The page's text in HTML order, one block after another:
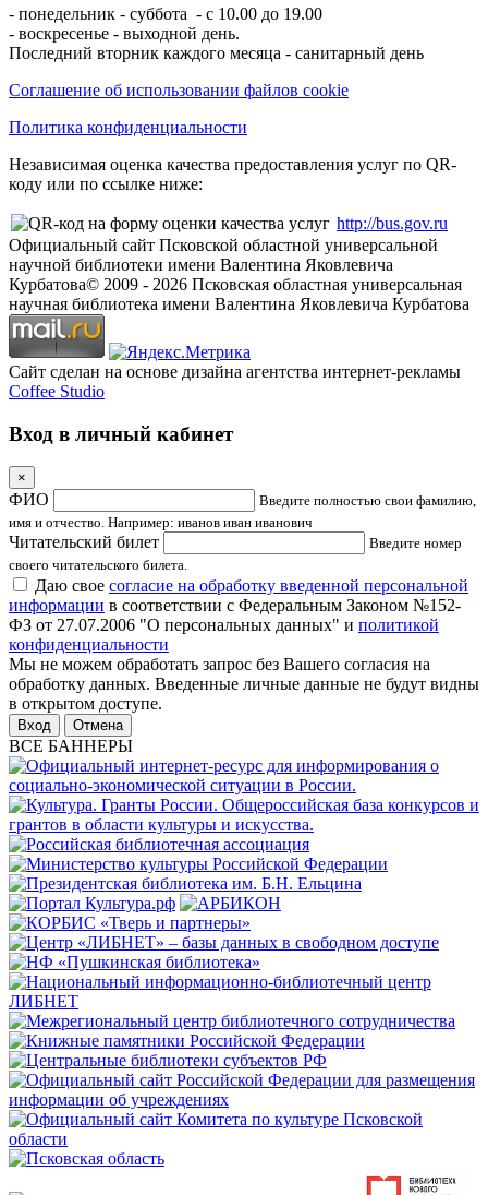
- понедельник - суббота - с 10.00 до 19.00
- воскресенье - выходной день.
Последний вторник каждого месяца - санитарный день
Соглашение об использовании файлов cookie
Политика конфиденциальности
Независимая оценка качества предоставления услуг по QR-
коду или по ссылке ниже:
http://bus.gov.ru
Официальный сайт Псковской областной универсальной
научной библиотеки имени Валентина Яковлевича
Курбатова© 2009 - 2026 Псковская областная универсальная
научная библиотека имени Валентина Яковлевича Курбатова
Сайт сделан на основе дизайна агентства интернет-рекламы
Coffee Studio
Вход в личный кабинет
×
ФИО
Введите полностью свои фамилию,
имя и отчество. Например: иванов иван иванович
Читательский билет
Введите номер
своего читательского билета.
Даю свое согласие на обработку введенной персональной
информации в соответствии с Федеральным Законом №152-
ФЗ от 27.07.2006 "О персональных данных" и политикой
конфиденциальности
Мы не можем обработать запрос без Вашего согласия на
обработку данных. Введенные личные данные не будут видны
в открытом доступе.
Отмена
ВСЕ БАННЕРЫ